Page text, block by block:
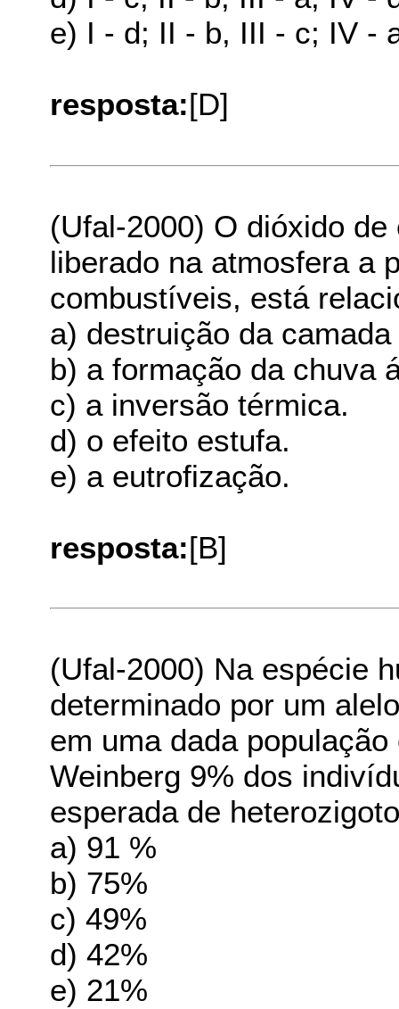
e) I - d; II - b, III - c; IV -
resposta:[D]
(Ufal-2000) O dióxido
liberado na atmosfera a
combustíveis, está
a) destruição da
b) a formação da chuva
c) a inversão térmica.
d) o efeito estufa.
e) a eutrofização.
resposta:[B]
(Ufal-2000) Na espécie
determinado por um
em uma dada
Weinberg 9% dos
esperada de
a) 91 %
b) 75%
c) 49%
d) 42%
e) 21%